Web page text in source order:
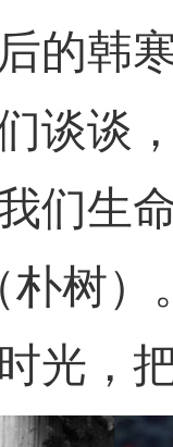
的韩
谈谈
们生
朴树
光，